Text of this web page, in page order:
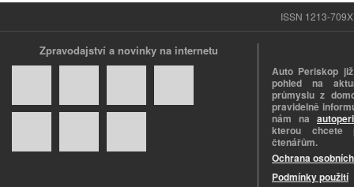
ISSN 1213-
Zpravodajství a novinky na internetu
Auto Periskop
pohled na
průmyslu z
pravidelně
nám na
kterou chcete
čtenářům.
Ochrana
Podmínky použití